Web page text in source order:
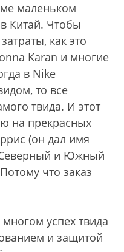
маленьком
Китай. Чтобы
как это
Karan и многие
в Nike
то все
твида. И этот
на прекрасных
(он дал имя
Северный и Южный
что заказ
успех твида
и защитой